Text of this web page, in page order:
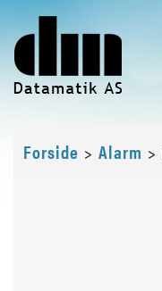
Forside > Alarm >